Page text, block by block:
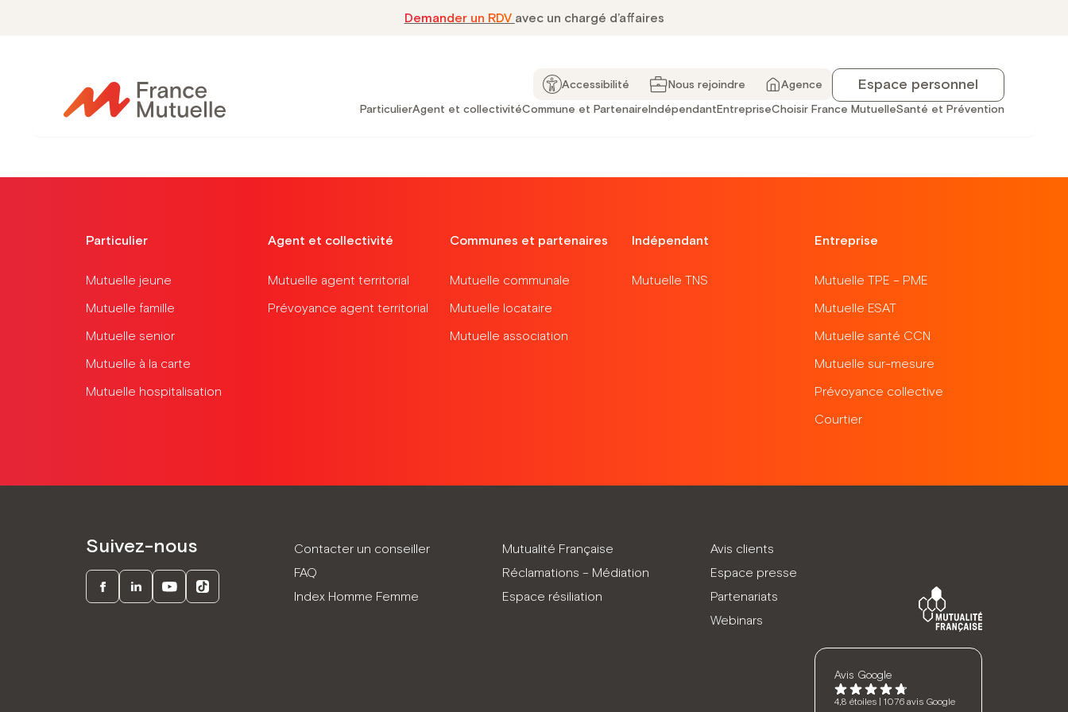
Demander un RDV avec un chargé d’affaires
Accessibilité Nous rejoindre Agence Espace personnel
ParticulierAgent et collectivitéCommune et Partenaire Indépendant EntrepriseChoisir France MutuelleSanté et Prévention
Particulier
Mutuelle jeune
Mutuelle famille
Mutuelle senior
Mutuelle à la carte
Mutuelle hospitalisation
Agent et collectivité
Mutuelle agent territorial
Prévoyance agent territorial
Communes et partenaires
Mutuelle communale
Mutuelle locataire
Mutuelle association
Indépendant
Mutuelle TNS
Entreprise
Mutuelle TPE – PME
Mutuelle ESAT
Mutuelle santé CCN
Mutuelle sur-mesure
Prévoyance collective
Courtier
Suivez-nous
Contacter un conseiller
FAQ
Index Homme Femme
Mutualité Française
Réclamations – Médiation
Espace résiliation
Avis clients
Espace presse
Partenariats
Webinars
Avis Google
4,8 étoiles | 1076 avis Google